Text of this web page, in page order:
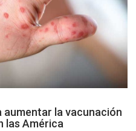
aumentar la vacunación
las América